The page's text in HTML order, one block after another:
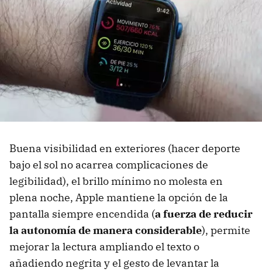
Buena visibilidad en exteriores (hacer deporte
bajo el sol no acarrea complicaciones de
legibilidad), el brillo mínimo no molesta en
plena noche, Apple mantiene la opción de la
pantalla siempre encendida (a fuerza de reducir
la autonomía de manera considerable), permite
mejorar la lectura ampliando el texto o
añadiendo negrita y el gesto de levantar la